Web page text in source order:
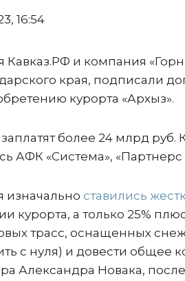
16:54
Кавказ.РФ и компания
края, подписали
курорта «Архыз».
заплатят более 24 млрд
АФК «Система», «Партнерс
изначально ставились
курорта, а только 25%
трасс, оснащенных
с нуля) и довести общее
Александра Новака,